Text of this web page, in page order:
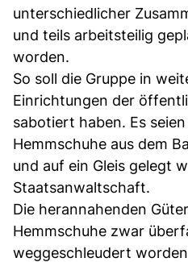
unterschiedlicher
und teils arbeitsteilig
worden.
So soll die Gruppe in
Einrichtungen der
sabotiert haben. Es
Hemmschuhe aus dem
und auf ein Gleis gelegt
Staatsanwaltschaft.
Die herannahenden
Hemmschuhe zwar
weggeschleudert